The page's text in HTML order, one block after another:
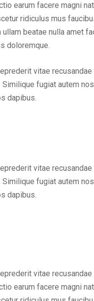
earum facere magni
ridiculus mus
beatae nulla amet
doloremque.
vitae
fugiat autem
dapibus.
vitae
fugiat autem
dapibus.
vitae
earum facere magni